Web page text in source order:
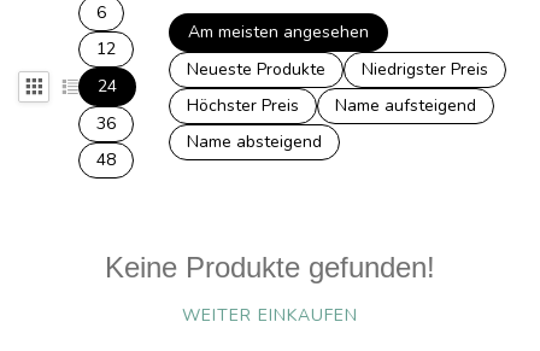
6
12
24
36
48
Am meisten angesehen
Neueste Produkte
Niedrigster Preis
Höchster Preis
Name aufsteigend
Name absteigend
Keine Produkte gefunden!
WEITER EINKAUFEN